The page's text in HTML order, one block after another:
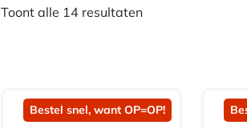
Toont alle 14 resultaten
Bestel snel, want OP=OP!